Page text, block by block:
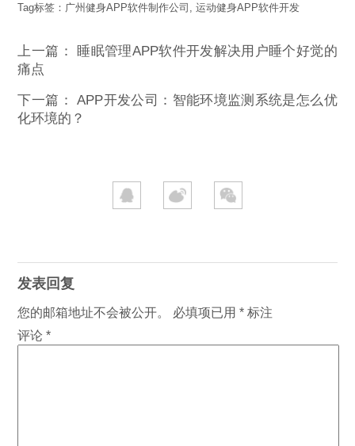
Tag标签： 广州健身APP软件制作公司 ,运动健身APP软件开发
上一篇： 睡眠管理APP软件开发解决用户睡个好觉的
痛点
下一篇：APP开发公司：智能环境监测系统是怎么优
化环境的？
发表回复
您的邮箱地址不会被公开。 必填项已用* 标注
评论*